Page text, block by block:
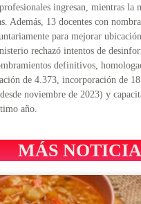
ingresan, mientras la
Además, 13 docentes con
para mejorar
rechazó intentos de
definitivos,
de 4.373, incorporación de
noviembre de 2023) y
año.
MÁS